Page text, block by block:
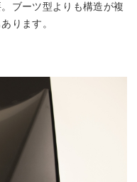
ブーツ型よりも構造が複
ります。